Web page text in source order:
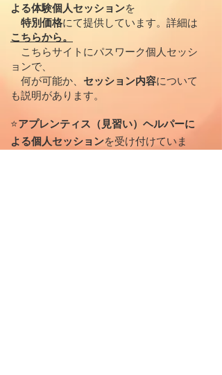
よる体験個人セッションを
特別価格にて提供しています。詳細は
こちらから。
こちらサイトにパスワーク個人セッシ
ョンで、
何が可能か、 セッション内容について
も説明があります。
⭐️アプレンティス（見習い）ヘルパーに
よる個人セッションを受け付けていま